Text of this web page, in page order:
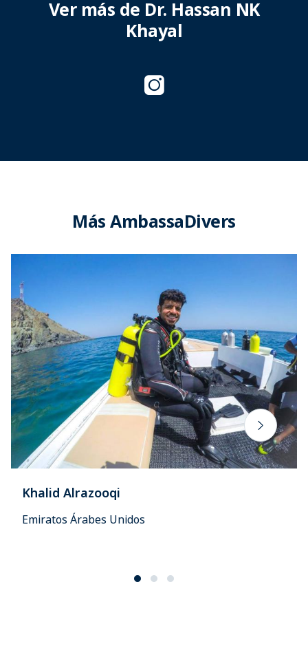
Ver más de Dr. Hassan NK
Khayal
Más AmbassaDivers
Khalid Alrazooqi
Emiratos Árabes Unidos